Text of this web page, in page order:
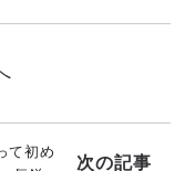
て初め
次の記事